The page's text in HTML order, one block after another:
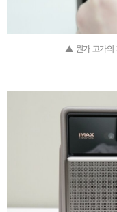
▲ 뭔가 고가의